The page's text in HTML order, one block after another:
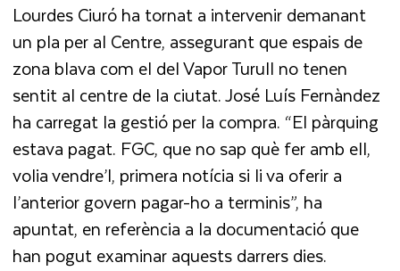
Lourdes Ciuró ha tornat a intervenir demanant
un pla per al Centre, assegurant que espais de
zona blava com el del Vapor Turull no tenen
sentit al centre de la ciutat. José Luís Fernàndez
ha carregat la gestió per la compra. “El pàrquing
estava pagat. FGC, que no sap què fer amb ell,
volia vendre’l, primera notícia si li va oferir a
l’anterior govern pagar-ho a terminis”, ha
apuntat, en referència a la documentació que
han pogut examinar aquests darrers dies.